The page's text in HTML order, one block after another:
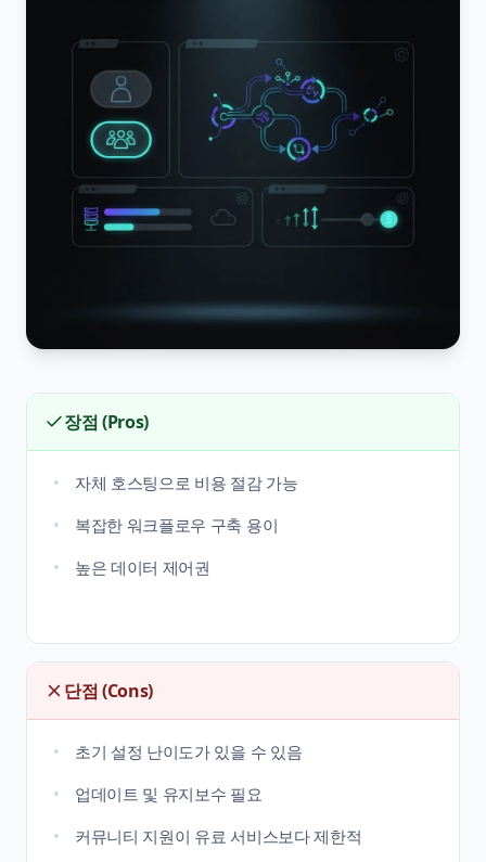
장점 (Pros)
자체 호스팅으로 비용 절감 가능
복잡한 워크플로우 구축 용이
높은 데이터 제어권
단점 (Cons)
초기 설정 난이도가 있을 수 있음
업데이트 및 유지보수 필요
커뮤니티 지원이 유료 서비스보다 제한적